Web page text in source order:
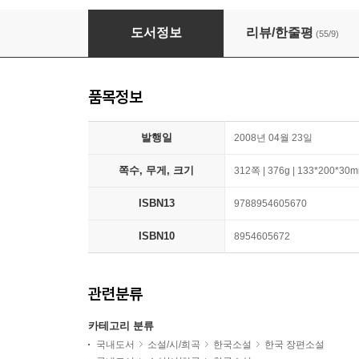
악기들의 도서관
도서정보 리뷰/한줄평 (55/9)
품목정보
발행일 2008년 04월 23일
쪽수, 무게, 크기 312쪽 | 376g |
ISBN13 9788954605670
ISBN10 8954605672
관련분류
카테고리 분류
국내도서 소설/시/희곡 한국소설
한국 장편소설